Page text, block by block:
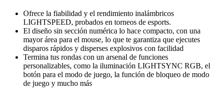
Ofrece la fiabilidad y el rendimiento inalámbricos
LIGHTSPEED, probados en torneos de esports.
El diseño sin sección numérica lo hace compacto, con una
mayor área para el mouse, lo que te garantiza que ejecutes
disparos rápidos y disperses explosivos con facilidad
Termina tus rondas con un arsenal de funciones
personalizables, como la iluminación LIGHTSYNC RGB, el
botón para el modo de juego, la función de bloqueo de modo
de juego y mucho más